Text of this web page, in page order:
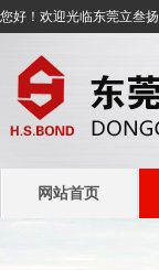
您好！欢迎光临东莞立叁
网站首页